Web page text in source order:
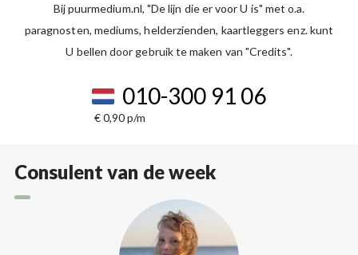
Bij puurmedium.nl, "De lijn die er voor U is" met o.a.
paragnosten, mediums, helderzienden, kaartleggers enz. kunt
U bellen door gebruik te maken van "Credits".
010-300 91 06
€ 0,90 p/m
Consulent van de week